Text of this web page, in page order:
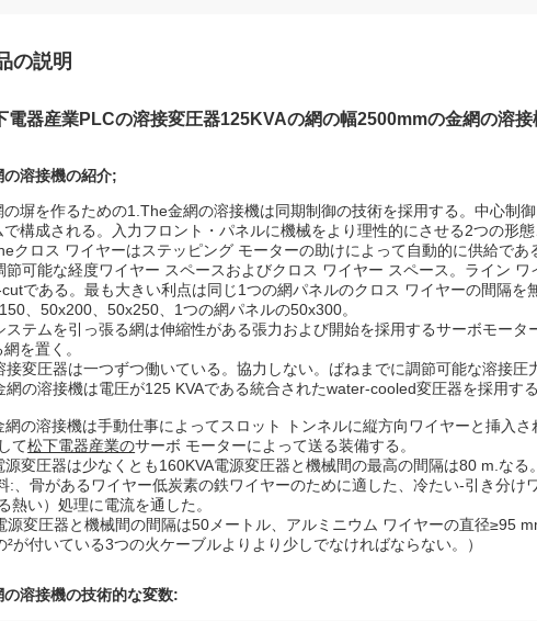
の説明
電器産業PLCの溶接変圧器125KVAの網の幅2500mmの金網の溶接
の溶接機の紹介;
の塀を作るための1.The金網の溶接機は同期制御の技術を採用する。中心制
で構成される。入力フロント・パネルに機械をより理性的にさせる2つの形
クロス ワイヤーはステッピング モーターの助けによって自動的に供給であ
節可能な経度ワイヤー スペースおよびクロス ワイヤー スペース。ライン ワ
である。最も大きい利点は同じ1つの網パネルのクロス ワイヤーの間隔を
、50x200、50x250、1つの網パネルの50x300。
ステムを引っ張る網は伸縮性がある張力および開始を採用するサーボモー
を置く。
接変圧器は一つずつ働いている。協力しない。ばねまでに調節可能な溶接圧
網の溶接機は電圧が125 KVAである統合されたwater-cooled変圧器を採用する
網の溶接機は手動仕事によってスロット トンネルに縦方向ワイヤーと挿入
て松下電器産業のサーボ モーターによって送る装備する。
源変圧器は少なくとも160KVA電源変圧器と機械間の最高の間隔は80 m.なる。
:、骨があるワイヤー低炭素の鉄ワイヤーのために適した、冷たい-引き分け
熱い）処理に電流を通した。
源変圧器と機械間の間隔は50メートル、アルミニウム ワイヤーの直径≥95
²が付いている3つの火ケーブルよりより少しでなければならない。）
の溶接機の技術的な変数: